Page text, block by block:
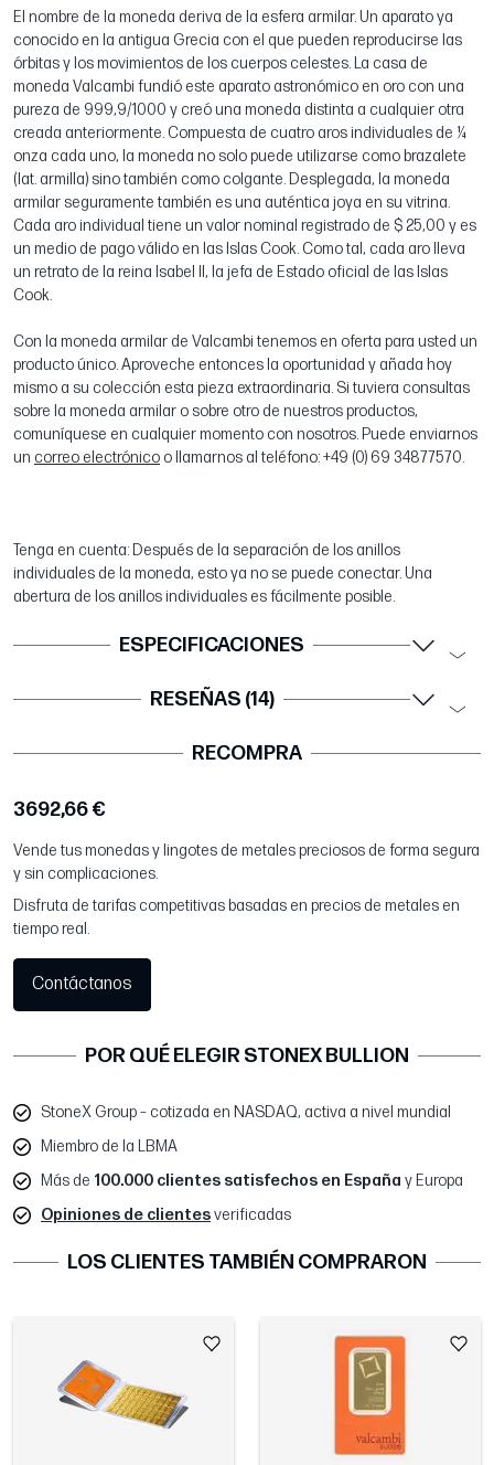
El nombre de la moneda deriva de la esfera armilar. Un aparato ya
conocido en la antigua Grecia con el que pueden reproducirse las
órbitas y los movimientos de los cuerpos celestes. La casa de
moneda Valcambi fundió este aparato astronómico en oro con una
pureza de 999,9/1000 y creó una moneda distinta a cualquier otra
creada anteriormente. Compuesta de cuatro aros individuales de ¼
onza cada uno, la moneda no solo puede utilizarse como brazalete
(lat. armilla) sino también como colgante. Desplegada, la moneda
armilar seguramente también es una auténtica joya en su vitrina.
Cada aro individual tiene un valor nominal registrado de $ 25,00 y es
un medio de pago válido en las Islas Cook. Como tal, cada aro lleva
un retrato de la reina Isabel II, la jefa de Estado oficial de las Islas
Cook.
Con la moneda armilar de Valcambi tenemos en oferta para usted un
producto único. Aproveche entonces la oportunidad y añada hoy
mismo a su colección esta pieza extraordinaria. Si tuviera consultas
sobre la moneda armilar o sobre otro de nuestros productos,
comuníquese en cualquier momento con nosotros. Puede enviarnos
un correo electrónico o llamarnos al teléfono: +49 (0) 69 34877570.
Tenga en cuenta: Después de la separación de los anillos
individuales de la moneda, esto ya no se puede conectar. Una
abertura de los anillos individuales es fácilmente posible.
ESPECIFICACIONES
RESEÑAS (14)
RECOMPRA
3692,66 €
Vende tus monedas y lingotes de metales preciosos de forma segura
y sin complicaciones.
Disfruta de tarifas competitivas basadas en precios de metales en
tiempo real.
Contáctanos
POR QUÉ ELEGIR STONEX BULLION
StoneX Group – cotizada en NASDAQ, activa a nivel mundial
Miembro de la LBMA
Más de 100.000 clientes satisfechos en España y Europa
Opiniones de clientesverificadas
LOS CLIENTES TAMBIÉN COMPRARON